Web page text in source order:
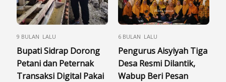
9 BULAN LALU
Bupati Sidrap Dorong
Petani dan Peternak
Transaksi Digital Pakai
6 BULAN LALU
Pengurus Aisyiyah Tiga
Desa Resmi Dilantik,
Wabup Beri Pesan